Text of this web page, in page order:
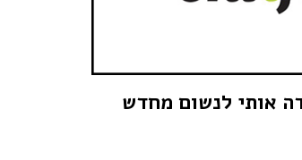
אותי לנשום מחדש